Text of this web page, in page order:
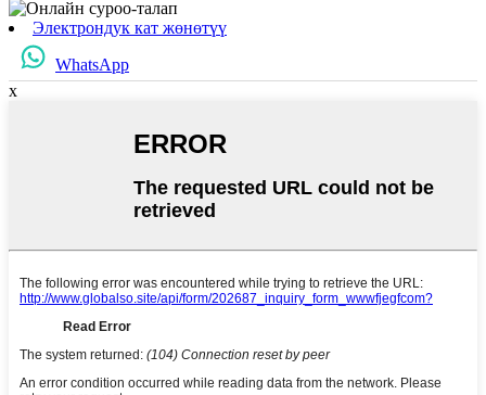
Электрондук кат жөнөтүү
WhatsApp
x